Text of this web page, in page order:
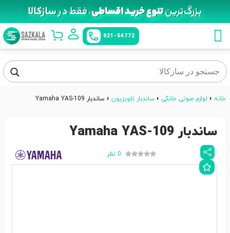
021-54772
خانه » لوازم صوتی خانگی » ساندبار تلویزیون » ساندبار Yamaha YAS-109
ساندبار Yamaha YAS-109
0 نظر